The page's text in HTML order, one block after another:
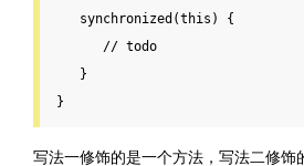
   }
}
写法一修饰的是一个方法，写法二修饰